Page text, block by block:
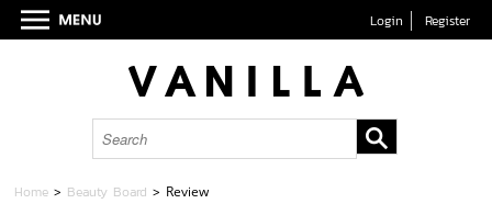
Login Register
Home > Beauty Board > Review